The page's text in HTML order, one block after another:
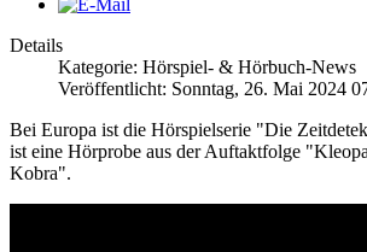
Details
Kategorie: Hörspiel- & Hörbuch-News
Veröffentlicht: Sonntag, 26. Mai 2024
Bei Europa ist die Hörspielserie "Die
ist eine Hörprobe aus der Auftaktfolge
Kobra".